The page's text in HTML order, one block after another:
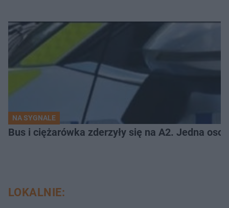
NA SYGNALE
Bus i ciężarówka zderzyły się na A2. Jedna
LOKALNIE: